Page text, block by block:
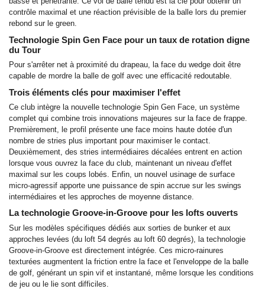
contrôle maximal et une réaction prévisible de la balle lors du premier
rebond sur le green.
Technologie Spin Gen Face pour un taux de rotation digne
du Tour
Pour s'arrêter net à proximité du drapeau, la face du wedge doit être
capable de mordre la balle de golf avec une efficacité redoutable.
Trois éléments clés pour maximiser l'effet
Ce club intègre la nouvelle technologie Spin Gen Face, un système
complet qui combine trois innovations majeures sur la face de frappe.
Premièrement, le profil présente une face moins haute dotée d'un
nombre de stries plus important pour maximiser le contact.
Deuxièmement, des stries intermédiaires décalées entrent en action
lorsque vous ouvrez la face du club, maintenant un niveau d'effet
maximal sur les coups lobés. Enfin, un nouvel usinage de surface
micro-agressif apporte une puissance de spin accrue sur les swings
intermédiaires et les approches de moyenne distance.
La technologie Groove-in-Groove pour les lofts ouverts
Sur les modèles spécifiques dédiés aux sorties de bunker et aux
approches levées (du loft 54 degrés au loft 60 degrés), la technologie
Groove-in-Groove est directement intégrée. Ces micro-rainures
texturées augmentent la friction entre la face et l'enveloppe de la balle
de golf, générant un spin vif et instantané, même lorsque les conditions
de jeu ou le lie sont difficiles.